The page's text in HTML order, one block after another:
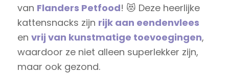
van Flanders Petfood! 😻 Deze heerlijke
kattensnacks zijn rijk aan eendenvlees
en vrij van kunstmatige toevoegingen,
waardoor ze niet alleen superlekker zijn,
maar ook gezond.